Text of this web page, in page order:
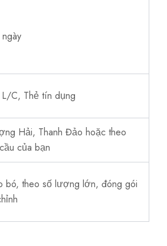
C, Thẻ tín dụng
Hải, Thanh Đảo hoặc theo
của bạn
bó, theo số lượng lớn, đóng gói